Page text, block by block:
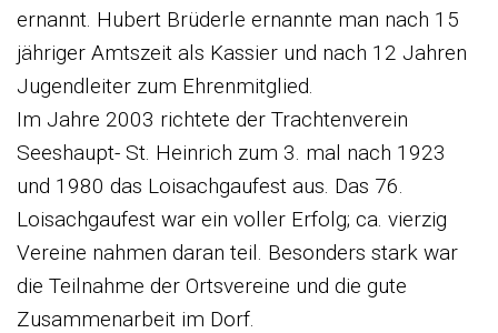
ernannt. Hubert Brüderle ernannte man nach 15
jähriger Amtszeit als Kassier und nach 12 Jahren
Jugendleiter zum Ehrenmitglied.
Im Jahre 2003 richtete der Trachtenverein
Seeshaupt- St. Heinrich zum 3. mal nach 1923
und 1980 das Loisachgaufest aus. Das 76.
Loisachgaufest war ein voller Erfolg; ca. vierzig
Vereine nahmen daran teil. Besonders stark war
die Teilnahme der Ortsvereine und die gute
Zusammenarbeit im Dorf.